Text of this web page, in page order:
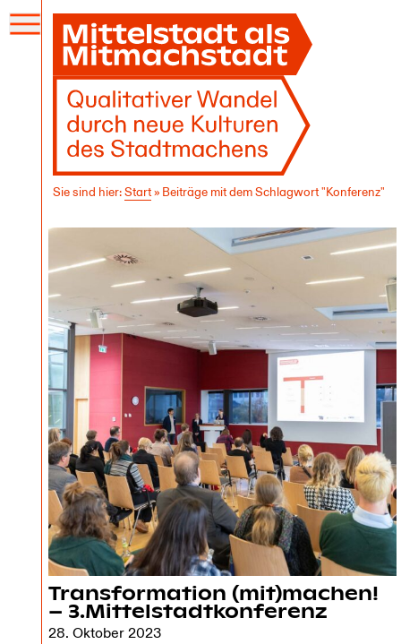
Menü
öffnen
Sie sind hier:Start» Beiträge mit dem Schlagwort "Konferenz"
Transformation (mit)machen!
– 3.Mittelstadt­konferenz
28. Oktober 2023